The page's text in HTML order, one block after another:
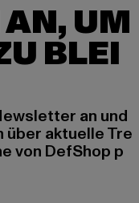
UM
BLEI
an und
aktuelle Tre
von DefShop p